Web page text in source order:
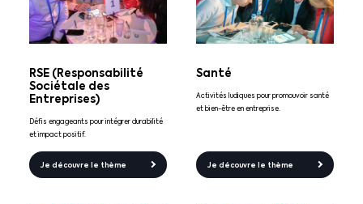
RSE (Responsabilité
Sociétale des
Entreprises)
Défis engageants pour intégrer durabilité
et impact positif.
Je découvre le thème
Santé
Activités ludiques pour promouvoir santé
et bien-être en entreprise.
Je découvre le thème